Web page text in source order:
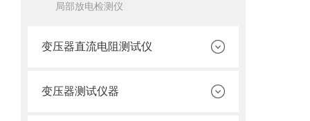
局部放电检测仪
变压器直流电阻测试仪
变压器测试仪器